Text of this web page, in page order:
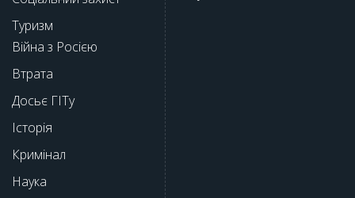
Туризм
Війна з Росією
Втрата
Досьє ГІТу
Історія
Кримінал
Наука